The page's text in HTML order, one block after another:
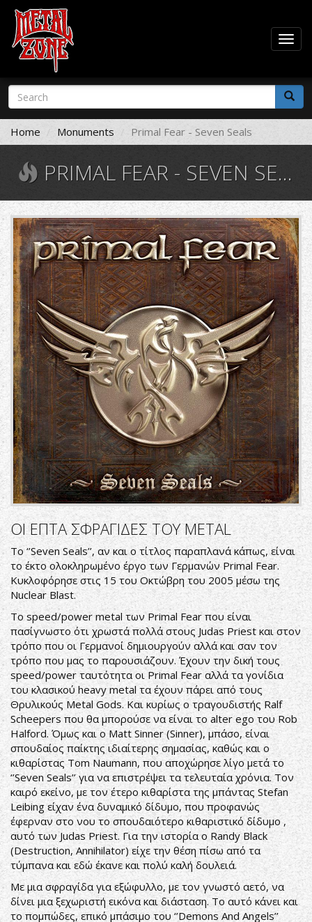
Skip
main
content
Search
form
Search
Home Monuments Primal Fear - Seven Seals
PRIMAL FEAR - SEVEN SEALS
81lXWaBgWOL._SL1417_.jpg
ΟΙ ΕΠΤΑ ΣΦΡΑΓΙΔΕΣ ΤΟΥ METAL
Το ‘’Seven Seals’’, αν και ο τίτλος παραπλανά κάπως, είναι
το έκτο ολοκληρωμένο έργο των Γερμανών Primal Fear.
Κυκλοφόρησε στις 15 του Οκτώβρη του 2005 μέσω της
Nuclear Blast.
Το speed/power metal των Primal Fear που είναι
πασίγνωστο ότι χρωστά πολλά στους Judas Priest και στον
τρόπο που οι Γερμανοί δημιουργούν αλλά και σαν τον
τρόπο που μας το παρουσιάζουν. Έχουν την δική τους
speed/power ταυτότητα οι Primal Fear αλλά τα γονίδια
του κλασικού heavy metal τα έχουν πάρει από τους
Θρυλικούς Metal Gods. Και κυρίως ο τραγουδιστής Ralf
Scheepers που θα μπορούσε να είναι το alter ego του Rob
Halford. Όμως και ο Matt Sinner (Sinner), μπάσο, είναι
σπουδαίος παίκτης ιδιαίτερης σημασίας, καθώς και ο
κιθαρίστας Tom Naumann, που αποχώρησε λίγο μετά το
‘’Seven Seals’’ για να επιστρέψει τα τελευταία χρόνια. Τον
καιρό εκείνο, με τον έτερο κιθαρίστα της μπάντας Stefan
Leibing είχαν ένα δυναμικό δίδυμο, που προφανώς
έφερναν στο νου το σπουδαιότερο κιθαριστικό δίδυμο ,
αυτό των Judas Priest. Για την ιστορία ο Randy Black
(Destruction, Annihilator) είχε την θέση πίσω από τα
τύμπανα και εδώ έκανε και πολύ καλή δουλειά.
Με μια σφραγίδα για εξώφυλλο, με τον γνωστό αετό, να
δίνει μια ξεχωριστή εικόνα και διάσταση. Το αυτό κάνει και
το πομπώδες, επικό μπάσιμο του ‘’Demons And Angels’’